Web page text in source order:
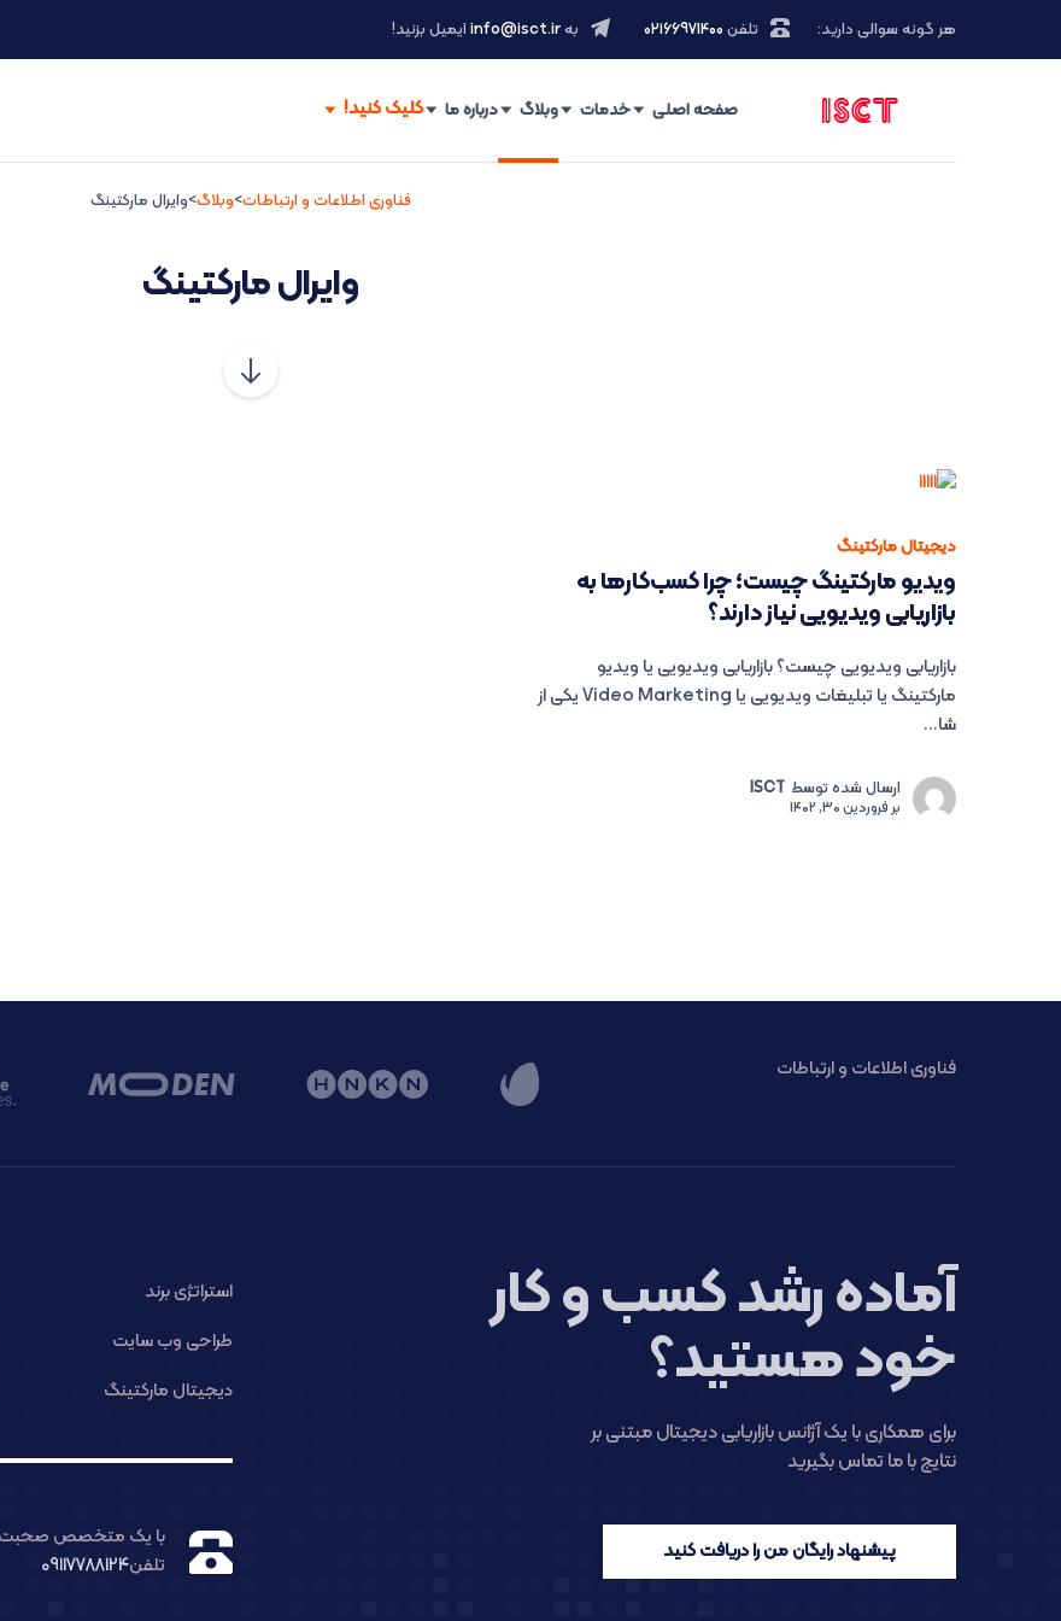
هر گونه سوالی دارید: تلفن ۰۲۱66971400 بهinfo@isct.ir ایمیل بزنید!
صفحه اصلی خدمات وبلاگ درباره ما
فناوری اطلاعات و ارتباطات>وبلاگ>وایرال مارکتینگ
وایرال مارکتینگ
دیجیتال مارکتینگ
ویدیو مارکتینگ چیست؛ چرا کسب‌کارها به
بازاریابی ویدیویی نیاز دارند؟
بازاریابی ویدیویی چیست؟ بازاریابی ویدیویی یا ویدیو
مارکتینگ یا تبلیغات ویدیویی یا Video Marketing یکی از
شا...
ارسال شده توسط ISCT
برفروردین 30, 1402
فناوری اطلاعات و ارتباطات
آماده رشد کسب و کار
خود هستید؟
برای همکاری با یک آژانس بازاریابی دیجیتال مبتنی بر
نتایج با ما تماس بگیرید
پیشنهاد رایگان من را دریافت کنید
استراتژی برند
طراحی وب سایت
دیجیتال مارکتینگ
با یک متخصص صحبت
تلفن09117788124